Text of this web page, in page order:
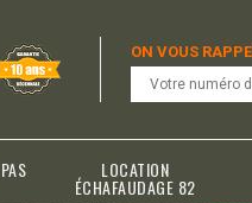
ON VOUS
LOCATION
ÉCHAFAUDAGE 82